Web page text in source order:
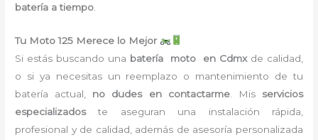
batería a tiempo
Tu Moto 125 Merece lo Mejor
Si estás buscando una batería moto en Cdmxde calidad,
o si ya necesitas un reemplazo o mantenimiento de tu
batería actual, no dudes en contactarme. Mis servicios
especializadoste aseguran una instalación rápida,
profesional y de calidad, además de asesoría personalizada